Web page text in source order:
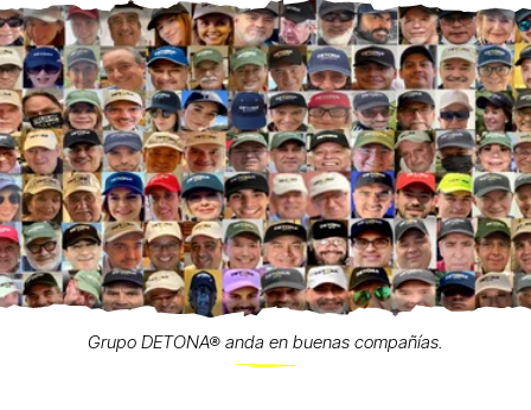
Grupo DETONA® anda en buenas compañías.